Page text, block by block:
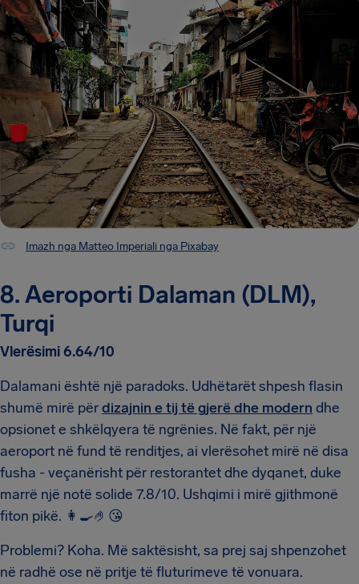
Imazh nga Matteo Imperiali nga Pixabay
8. Aeroporti Dalaman (DLM),
Turqi
Vlerësimi 6.64/10
Dalamani është një paradoks. Udhëtarët shpesh flasin
shumë mirë përdizajnin e tij të gjerë dhe modern dhe
opsionet e shkëlqyera të ngrënies. Në fakt, për një
aeroport në fund të renditjes, ai vlerësohet mirë në disa
fusha - veçanërisht për restorantet dhe dyqanet, duke
marrë një notë solide 7.8/10. Ushqimi i mirë gjithmonë
fiton pikë. 👩‍🍳🤌😘
Problemi? Koha. Më saktësisht, sa prej saj shpenzohet
në radhë ose në pritje të fluturimeve të vonuara.